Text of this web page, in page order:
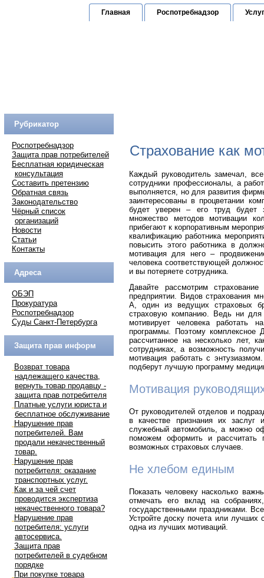
Главная Роспотребнадзор
Рубрикатор
Роспотребнадзор
Защита прав потребителей
Бесплатная юридическая
консультация
Составить претензию
Обратная связь
Законодательство
Чёрный список
организаций
Новости
Статьи
Контакты
Адреса
ОБЭП
Прокуратура
Роспотребнадзор
Суды Санкт-Петербурга
Защита прав информ
Возврат товара
надлежащего качества,
вернуть товар продавцу -
защита прав потребителя
Платные услуги юриста и
бесплатное обслуживание
Нарушение прав
потребителей. Вам
продали некачественный
товар.
Нарушение прав
потребителя: оказание
транспортных услуг.
Как и за чей счет
проводится экспертиза
некачественного товара?
Нарушение прав
потребителя: услуги
автосервиса.
Защита прав
потребителей в судебном
порядке
При покупке товара
Страхование как
Каждый руководитель замечал,
сотрудники профессионалы, а
выполняется, но для развития
заинтересованы в процветании
будет уверен – его труд будет
множество методов мотивации
прибегают к корпоративным
квалификацию работника
повысить этого работника в
мотивация для него –
человека соответствующей
и вы потеряете сотрудника.
Давайте рассмотрим
предприятии. Видов страхования
А, один из ведущих страховых
страховую компанию. Ведь ни для
мотивирует человека работать
программы. Поэтому комплексное
рассчитанное на несколько лет,
сотрудниках, а возможность
мотивация работать с
подберут лучшую программу
Мотивация
От руководителей отделов и
в качестве признания их
служебный автомобиль, а можно
поможем оформить и
возможных страховых случаев.
Не хлебом единым
Показать человеку насколько
отмечать его вклад на
государственными праздниками.
Устройте доску почета или лучших
одна из лучших мотиваций.